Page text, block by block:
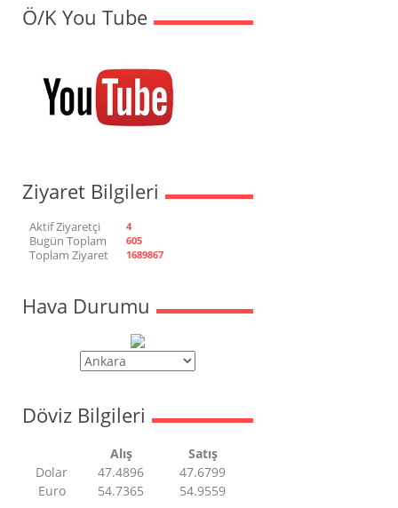
Ö/K You Tube
Ziyaret Bilgileri
Aktif Ziyaretçi 4
Bugün Toplam 605
Toplam Ziyaret 1689867
Hava Durumu
Döviz Bilgileri
Alış
Satış
Dolar
47.4896
47.6799
Euro
54.7365 54.9559